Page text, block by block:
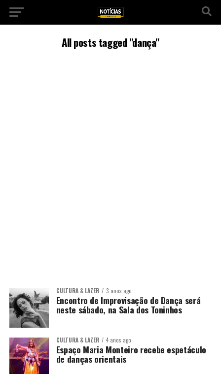
All posts tagged "dança"
CULTURA & LAZER 3 anos ago
Encontro de Improvisação de Dança será
neste sábado, na Sala dos Toninhos
CULTURA & LAZER 4 anos ago
Espaço Maria Monteiro recebe espetáculo
de danças orientais